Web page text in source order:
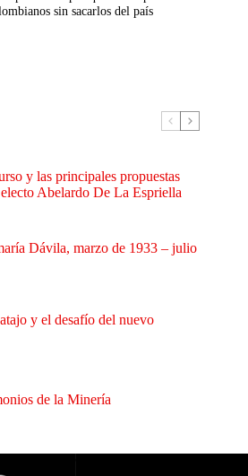
sin sacarlos del país
y las principales propuestas
Abelardo De La Espriella
Dávila, marzo de 1933 – julio
y el desafío del nuevo
de la Minería